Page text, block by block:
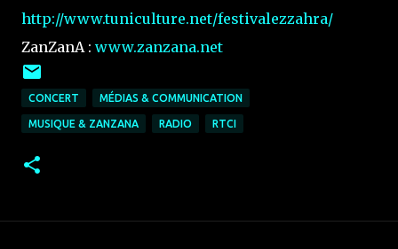
http://www.tuniculture.net/festivalezzahra/
ZanZanA : www.zanzana.net
CONCERT MÉDIAS & COMMUNICATION
MUSIQUE & ZANZANA RADIO RTCI